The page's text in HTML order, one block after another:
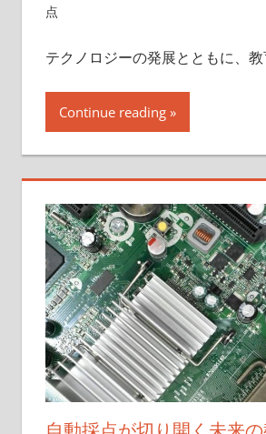
点
テクノロジーの発展とともに、
Continue reading